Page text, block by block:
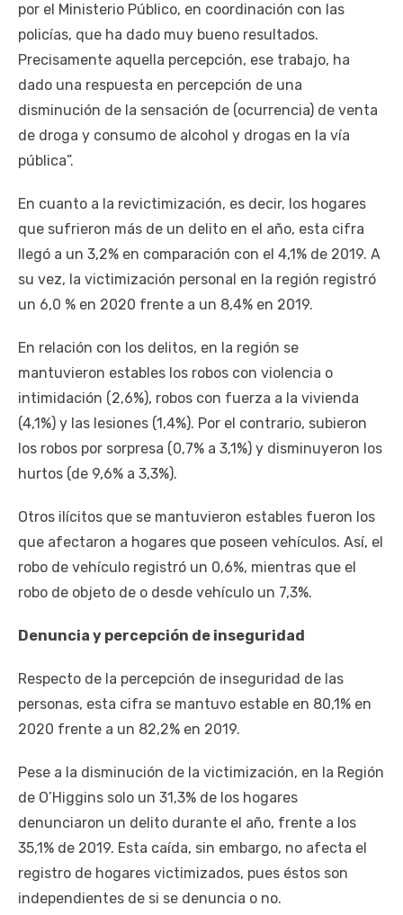
por el Ministerio Público, en coordinación con las
policías, que ha dado muy bueno resultados.
Precisamente aquella percepción, ese trabajo, ha
dado una respuesta en percepción de una
disminución de la sensación de (ocurrencia) de venta
de droga y consumo de alcohol y drogas en la vía
pública”.
En cuanto a la revictimización, es decir, los hogares
que sufrieron más de un delito en el año, esta cifra
llegó a un 3,2% en comparación con el 4,1% de 2019. A
su vez, la victimización personal en la región registró
un 6,0 % en 2020 frente a un 8,4% en 2019.
En relación con los delitos, en la región se
mantuvieron estables los robos con violencia o
intimidación (2,6%), robos con fuerza a la vivienda
(4,1%) y las lesiones (1,4%). Por el contrario, subieron
los robos por sorpresa (0,7% a 3,1%) y disminuyeron los
hurtos (de 9,6% a 3,3%).
Otros ilícitos que se mantuvieron estables fueron los
que afectaron a hogares que poseen vehículos. Así, el
robo de vehículo registró un 0,6%, mientras que el
robo de objeto de o desde vehículo un 7,3%.
Denuncia y percepción de inseguridad
Respecto de la percepción de inseguridad de las
personas, esta cifra se mantuvo estable en 80,1% en
2020 frente a un 82,2% en 2019.
Pese a la disminución de la victimización, en la Región
de O’Higgins solo un 31,3% de los hogares
denunciaron un delito durante el año, frente a los
35,1% de 2019. Esta caída, sin embargo, no afecta el
registro de hogares victimizados, pues éstos son
independientes de si se denuncia o no.